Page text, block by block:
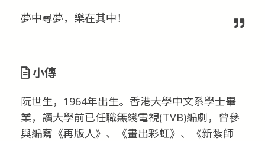
夢中尋夢，樂在其中！
小傳
阮世生，1964年出生。香港大學中文系學士畢
業，讀大學前已任職無綫電視(TVB)編劇，曾參
與編寫《再版人》、《畫出彩虹》、《新紮師